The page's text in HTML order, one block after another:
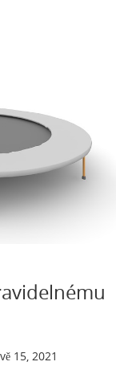
15, 2021